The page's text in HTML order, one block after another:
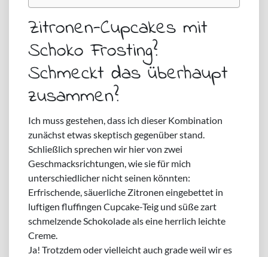
Zitronen-Cupcakes mit
Schoko Frosting?
Schmeckt das überhaupt
zusammen?
Ich muss gestehen, dass ich dieser Kombination
zunächst etwas skeptisch gegenüber stand.
Schließlich sprechen wir hier von zwei
Geschmacksrichtungen, wie sie für mich
unterschiedlicher nicht seinen könnten:
Erfrischende, säuerliche Zitronen eingebettet in
luftigen fluffingen Cupcake-Teig und süße zart
schmelzende Schokolade als eine herrlich leichte
Creme.
Ja! Trotzdem oder vielleicht auch grade weil wir es